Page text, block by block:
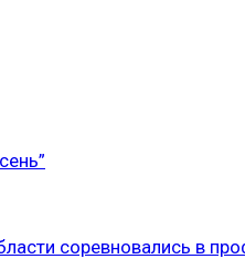
соревновались в